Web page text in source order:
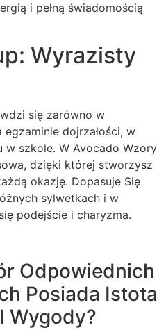
i pełną świadomością
Wyrazisty
się zarówno w
dojrzałości, w
w szkole. W Avocado Wzory
dzięki której stworzysz
okazję. Dopasuje Się
sylwetkach i w
podejście i charyzma.
Odpowiednich
Posiada Istota
Wygody?